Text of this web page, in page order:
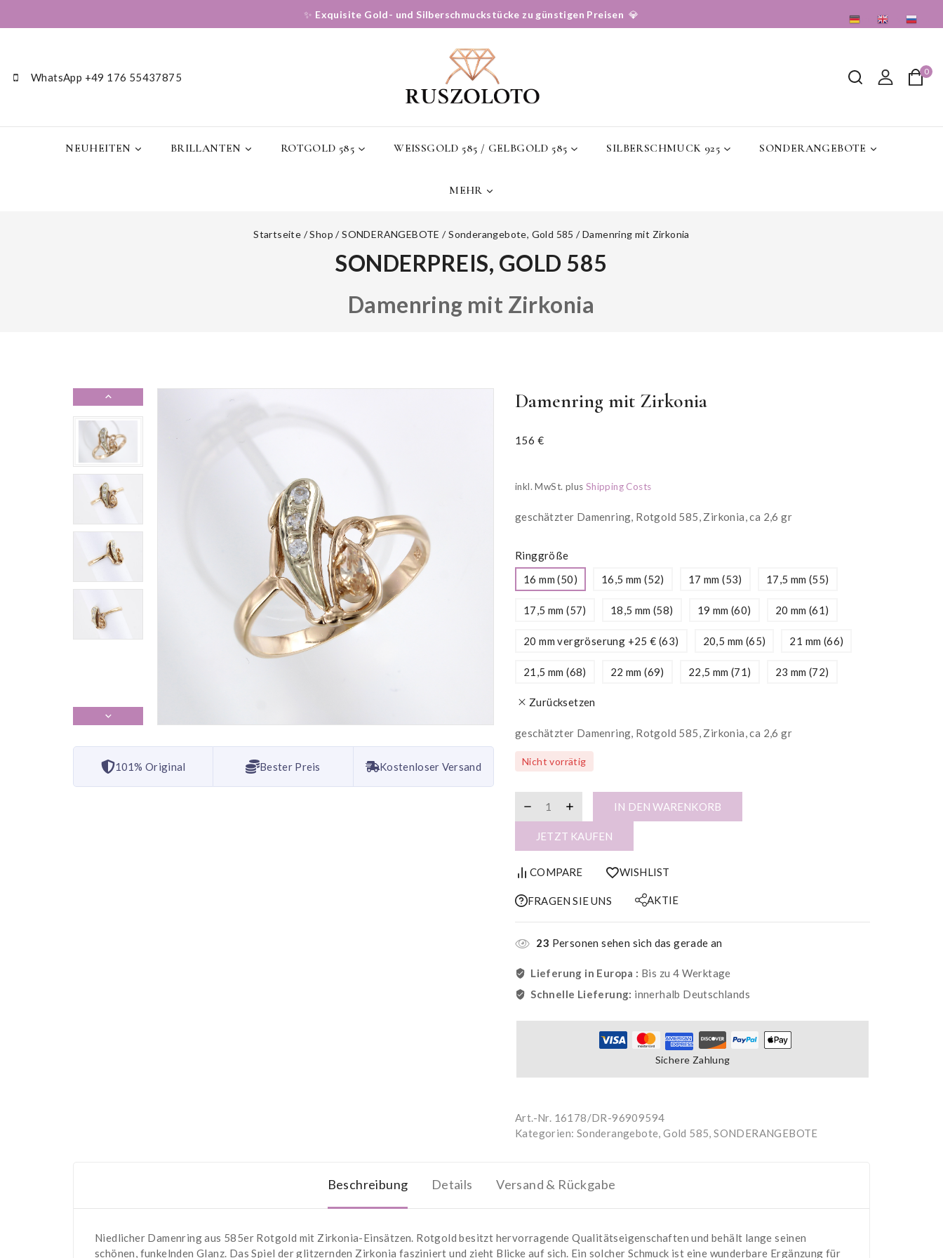
✨ Exquisite Gold- und Silberschmuckstücke zu günstigen Preisen 💎
WhatsApp +49 176 55437875 0
NEUHEITEN BRILLANTEN ROTGOLD 585 WEISSGOLD 585 / GELBGOLD 585 SILBERSCHMUCK 925 SONDERANGEBOTE
MEHR
Startseite / Shop / SONDERANGEBOTE / Sonderangebote, Gold 585 / Damenring mit Zirkonia
SONDERPREIS, GOLD 585
Damenring mit Zirkonia
101% Original Bester Preis Kostenloser Versand
Damenring mit Zirkonia
156 €
inkl. MwSt. plus Shipping Costs
geschätzter Damenring, Rotgold 585, Zirkonia, ca 2,6 gr
Ringgröße
16 mm (50)
16,5 mm (52) 17 mm (53) 17,5 mm (55)
17,5 mm (57) 18,5 mm (58) 19 mm (60) 20 mm (61)
20 mm vergröserung +25 € (63) 20,5 mm (65) 21 mm (66)
21,5 mm (68) 22 mm (69) 22,5 mm (71) 23 mm (72)
Zurücksetzen
geschätzter Damenring, Rotgold 585, Zirkonia, ca 2,6 gr
Nicht vorrätig
IN DEN WARENKORB
JETZT KAUFEN
COMPARE WISHLIST
FRAGEN SIE UNS AKTIE
23 Personen sehen sich das gerade an
Lieferung in Europa : Bis zu 4 Werktage
Schnelle Lieferung: innerhalb Deutschlands
Sichere Zahlung
Art.-Nr. 16178/DR-96909594
Kategorien: Sonderangebote, Gold 585,SONDERANGEBOTE
Beschreibung Details Versand & Rückgabe
Niedlicher Damenring aus 585er Rotgold mit Zirkonia-Einsätzen. Rotgold besitzt hervorragende Qualitätseigenschaften und behält lange seinen
schönen, funkelnden Glanz. Das Spiel der glitzernden Zirkonia fasziniert und zieht Blicke auf sich. Ein solcher Schmuck ist eine wunderbare Ergänzung für